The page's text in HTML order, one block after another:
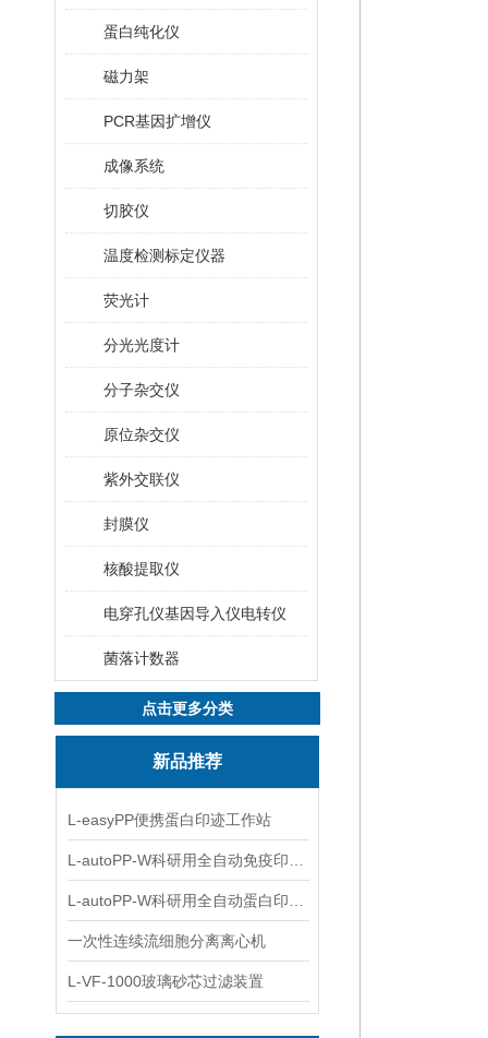
蛋白纯化仪
磁力架
PCR基因扩增仪
成像系统
切胶仪
温度检测标定仪器
荧光计
分光光度计
分子杂交仪
原位杂交仪
紫外交联仪
封膜仪
核酸提取仪
电穿孔仪基因导入仪电转仪
菌落计数器
点击更多分类
新品推荐
L-easyPP便携蛋白印迹工作站
一次性连续流细胞分离离心机
L-VF-1000玻璃砂芯过滤装置